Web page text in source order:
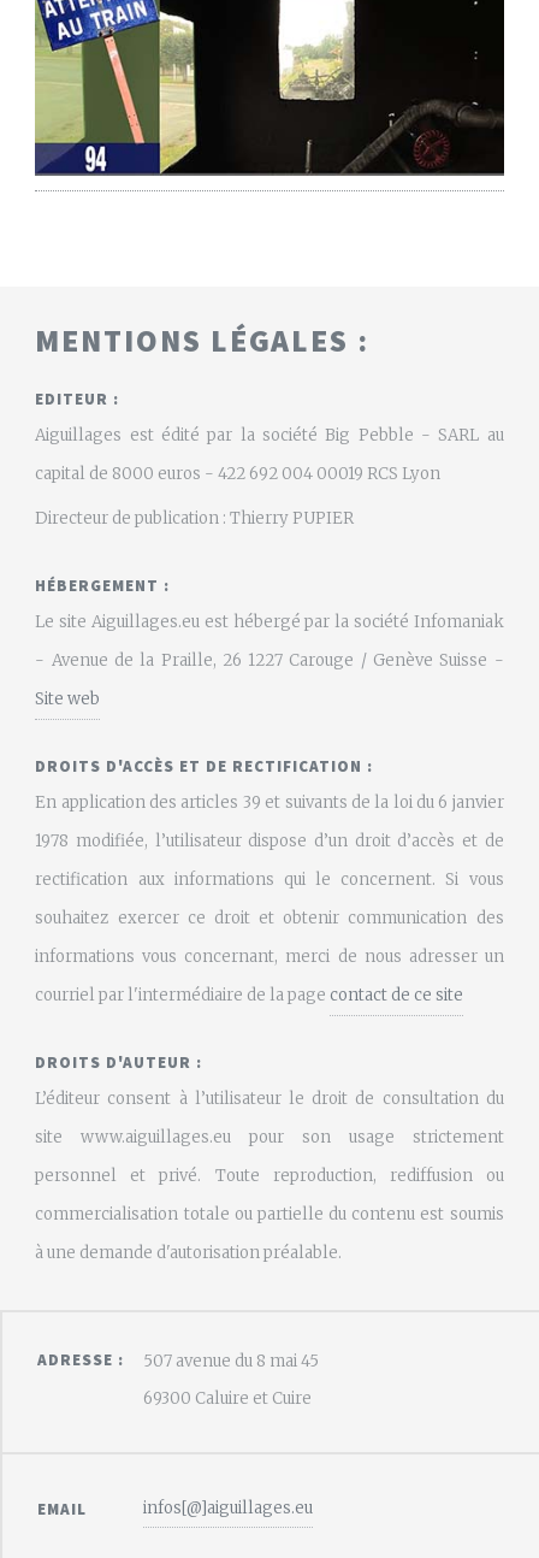
MENTIONS LÉGALES :
EDITEUR :
Aiguillages est édité par la société Big Pebble - SARL au
capital de 8000 euros - 422 692 004 00019 RCS Lyon
Directeur de publication : Thierry PUPIER
HÉBERGEMENT :
Le site Aiguillages.eu est hébergé par la société Infomaniak
- Avenue de la Praille, 26 1227 Carouge / Genève Suisse -
Site web
DROITS D'ACCÈS ET DE RECTIFICATION :
En application des articles 39 et suivants de la loi du 6 janvier
1978 modifiée, l’utilisateur dispose d’un droit d’accès et de
rectification aux informations qui le concernent. Si vous
souhaitez exercer ce droit et obtenir communication des
informations vous concernant, merci de nous adresser un
courriel par l'intermédiaire de la page contact de ce site
DROITS D'AUTEUR :
L’éditeur consent à l’utilisateur le droit de consultation du
site www.aiguillages.eu pour son usage strictement
personnel et privé. Toute reproduction, rediffusion ou
commercialisation totale ou partielle du contenu est soumis
à une demande d'autorisation préalable.
ADRESSE :
507 avenue du 8 mai 45
69300 Caluire et Cuire
EMAIL infos[@]aiguillages.eu